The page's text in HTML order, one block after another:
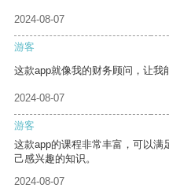
2024-08-07
游客
这款app就像我的财务顾问，让我
2024-08-07
游客
这款app的课程非常丰富，可以满
己感兴趣的知识。
2024-08-07